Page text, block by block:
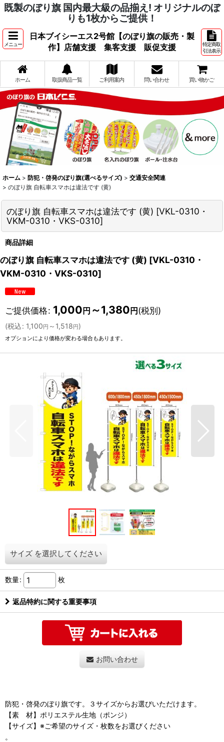
既製のぼり旗 国内最大級の品揃え! オリジナルのぼ
りも1枚からご提供！
メニュー
日本ブイシーエス2号館【のぼり旗の販売・製
作】店舗支援 集客支援 販促支援
特定商取
引法表示
ホーム 取扱商品一覧 ご利用案内 問い合わせ 買い物かご
ホーム > 防犯・啓発のぼり旗(選べるサイズ) > 交通安全関連
> のぼり旗 自転車スマホは違法です (黄)
のぼり旗 自転車スマホは違法です (黄) [VKL-0310・
VKM-0310・VKS-0310]
商品詳細
のぼり旗 自転車スマホは違法です (黄) [VKL-0310・
VKM-0310・VKS-0310]
ご提供価格: 1,000 円 ～1,380 円 (税別)
(税込: 1,100 円 ～1,518 円 )
オプションにより価格が変わる場合もあります。
サイズ を選択してください
数量: 枚
返品特約に関する重要事項
お問い合わせ
防犯・啓発のぼり旗です。３サイズからお選びいただけます。
【素 材】ポリエステル生地（ポンジ）
【サイズ】※ご希望のサイズ・枚数をお選びください
。